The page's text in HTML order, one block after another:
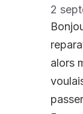
2
alors